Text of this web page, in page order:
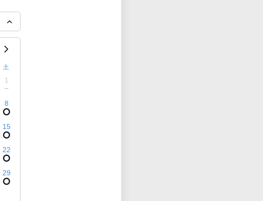
土
1
8
15
22
29